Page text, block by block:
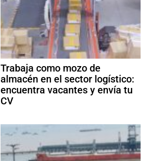
Trabaja como mozo de
almacén en el sector logístico:
encuentra vacantes y envía tu
CV